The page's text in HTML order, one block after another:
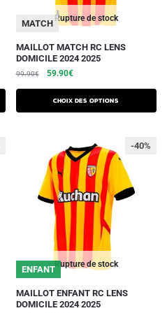
Rupture de stock
MATCH
MAILLOT MATCH RC LENS
DOMICILE 2024 2025
99.90€
Le
initial
était :
59.90€Le
actuel
est :
Choix des options
Ce
produit
a
plusieurs
variations.
peuvent
choisies
du
produit
Rupture de stock
-40%
ENFANT
MAILLOT ENFANT RC LENS
DOMICILE 2024 2025